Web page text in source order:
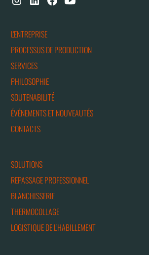
L'ENTREPRISE
PROCESSUS DE PRODUCTION
SERVICES
PHILOSOPHIE
SOUTENABILITÉ
ÉVÉNEMENTS ET NOUVEAUTÉS
CONTACTS
SOLUTIONS
REPASSAGE PROFESSIONNEL
BLANCHISSERIE
THERMOCOLLAGE
LOGISTIQUE DE L’HABILLEMENT